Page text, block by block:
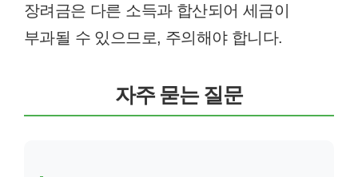
장려금은 다른 소득과 합산되어 세금이
부과될 수 있으므로, 주의해야 합니다.
자주 묻는 질문